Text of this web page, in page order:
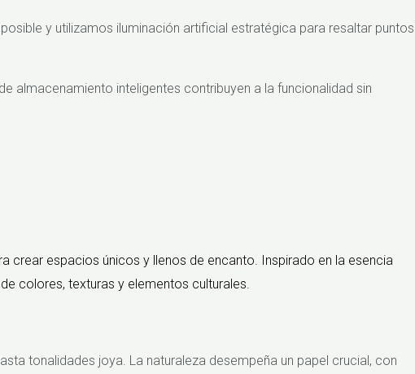
y utilizamos iluminación artificial estratégica para resaltar puntos
almacenamiento inteligentes contribuyen a la funcionalidad sin
crear espacios únicos y llenos de encanto. Inspirado en la esencia
colores, texturas y elementos culturales.
tonalidades joya. La naturaleza desempeña un papel crucial, con